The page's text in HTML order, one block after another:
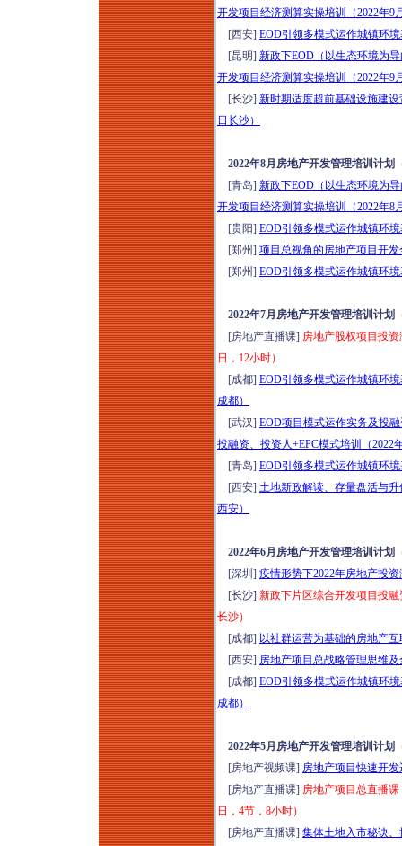
开发项目经济测算实操培训（2022年9
[西安] EOD引领多模式运作城镇环
[昆明] 新政下EOD（以生态环境为
开发项目经济测算实操培训（2022年9
[长沙] 新时期适度超前基础设施建
日长沙）
2022年8月房地产开发管理培训计划
[青岛] 新政下EOD（以生态环境为
开发项目经济测算实操培训（2022年8
[贵阳] EOD引领多模式运作城镇环
[郑州] 项目总视角的房地产项目开
[郑州] EOD引领多模式运作城镇环
2022年7月房地产开发管理培训计划
[房地产直播课] 房地产股权项目投
日，12小时）
[成都] EOD引领多模式运作城镇环
成都）
[武汉] EOD项目模式运作实务及投
投融资、投资人+EPC模式培训（2022
[青岛] EOD引领多模式运作城镇环
[西安] 土地新政解读、存量盘活与
西安）
2022年6月房地产开发管理培训计划
[深圳] 疫情形势下2022年房地产投
[长沙] 新政下片区综合开发项目投
长沙）
[成都] 以社群运营为基础的房地产
[西安] 房地产项目总战略管理思维
[成都] EOD引领多模式运作城镇环
成都）
2022年5月房地产开发管理培训计划
[房地产视频课] 房地产项目快速开
[房地产直播课] 房地产项目总直播
日，4节，8小时）
[房地产直播课] 集体土地入市秘诀